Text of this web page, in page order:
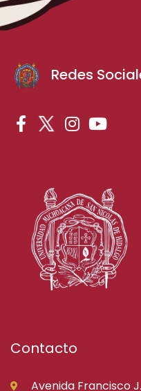
Redes
Contacto
Avenida Francisco